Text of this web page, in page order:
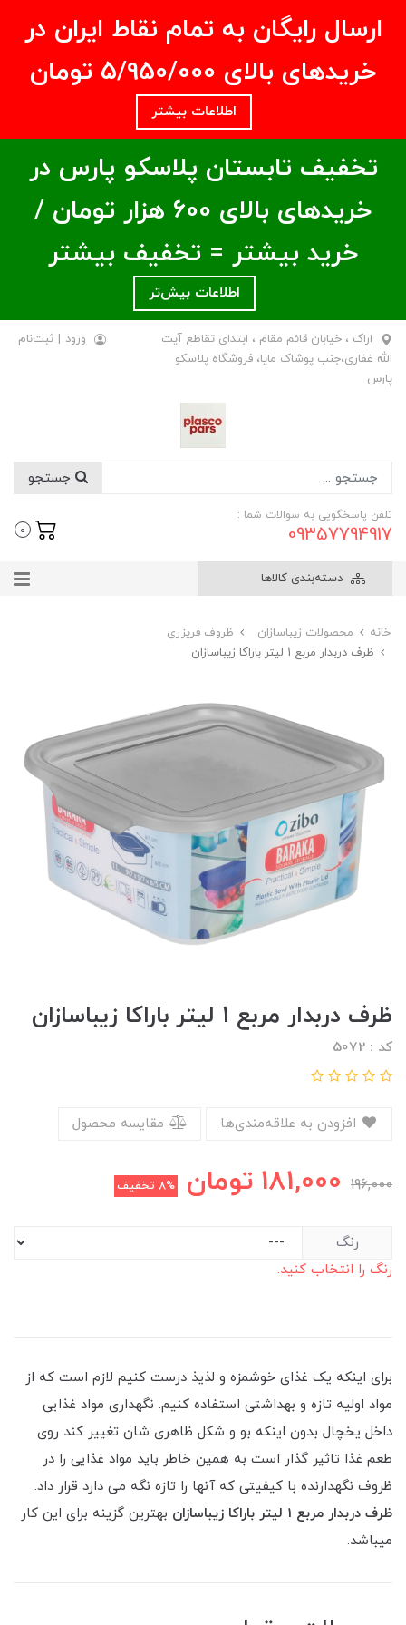
ارسال رایگان به تمام نقاط ایران در
خریدهای بالای ۵/950/000 تومان
اطلاعات بیشتر
تخفیف تابستان پلاسکو پارس در
خریدهای بالای ۶00 هزار تومان /
خرید بیشتر = تخفیف بیشتر
اطلاعات بیش‌تر
اراک ، خیابان قائم مقام ، ابتدای تقاطع آیت
الله غفاری،جنب پوشاک مایا، فروشگاه پلاسکو
پارس
ورود | ثبت‌نام
تلفن پاسخگویی به سوالات شما :
09357794917
0
دسته‌بندی کالاها
خانه محصولات زیباسازان
ظروف فریزری
ظرف دربدار مربع 1 لیتر باراکا زیباسازان
ظرف دربدار مربع 1 لیتر باراکا زیباسازان
کد : 5072
مقایسه محصول
196,000
181,000 تومان 8% تخفیف
رنگ
رنگ را انتخاب کنید.
برای اینکه یک غذای خوشمزه و لذیذ درست کنیم لازم است که از
مواد اولیه تازه و بهداشتی استفاده کنیم. نگهداری مواد غذایی
داخل یخچال بدون اینکه بو و شکل ظاهری شان تغییر کند روی
طعم غذا تاثیر گذار است به همین خاطر باید مواد غذایی را در
ظروف نگهدارنده با کیفیتی که آنها را تازه نگه می دارد قرار داد.
ظرف دربدار مربع 1 لیتر باراکا زیباسازان
بهترین گزینه برای این کار
میباشد.